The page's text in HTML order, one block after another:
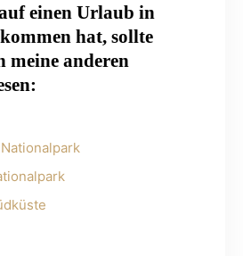
einen Urlaub in
hat, sollte
meine anderen